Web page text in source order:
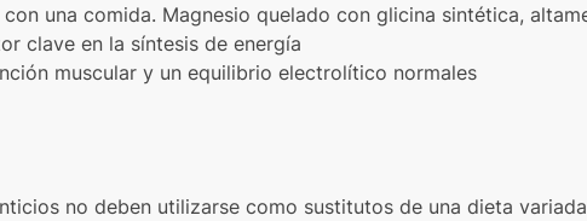
una comida. Magnesio quelado con glicina sintética,
clave en la síntesis de energía
muscular y un equilibrio electrolítico normales
no deben utilizarse como sustitutos de una dieta